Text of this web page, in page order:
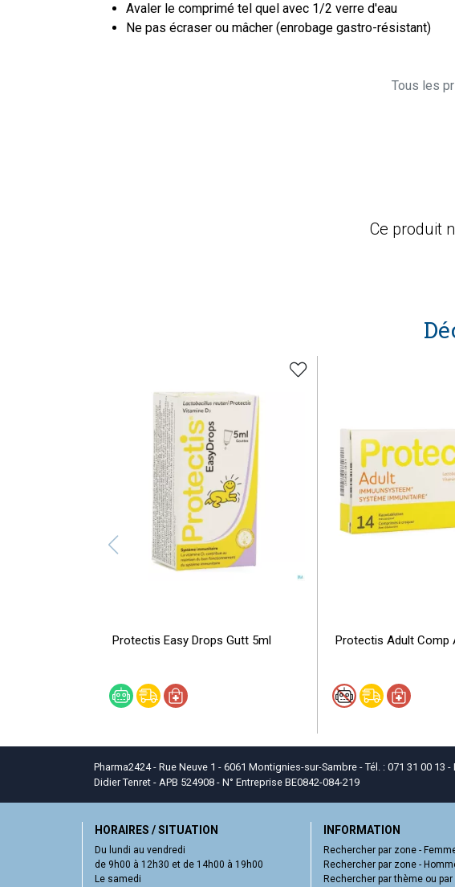
Avaler le comprimé tel quel avec 1/2 verre d'eau
Ne pas écraser ou mâcher (enrobage gastro-résistant)
Tous les
Ce produit
Protectis Easy Drops Gutt 5ml Protectis Adult Comp
Pharma2424 - Rue Neuve 1 - 6061 Montignies-sur-Sambre - Tél. : 071 31 00 13 -
Didier Tenret - APB 524908 - N° Entreprise BE0842-084-219
HORAIRES / SITUATION
Du lundi au vendredi
de 9h00 à 12h30 et de 14h00 à 19h00
Le samedi
INFORMATION
Rechercher par zone -
Rechercher par zone -
Rechercher par thème ou par